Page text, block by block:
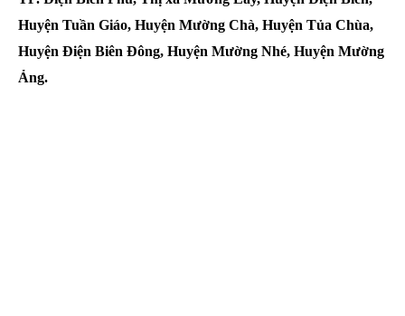
Huyện Tuần Giáo, Huyện Mường Chà, Huyện Tủa Chùa,
Huyện Điện Biên Đông, Huyện Mường Nhé, Huyện Mường
Ảng.